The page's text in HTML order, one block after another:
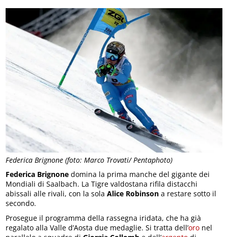
Federica Brignone (foto: Marco Trovati/ Pentaphoto)
Federica Brignone domina la prima manche del gigante dei
Mondiali di Saalbach. La Tigre valdostana rifila distacchi
abissali alle rivali, con la solaAlice Robinson a restare sotto il
secondo.
Prosegue il programma della rassegna iridata, che ha già
regalato alla Valle d’Aosta due medaglie. Si tratta dell’oro nel